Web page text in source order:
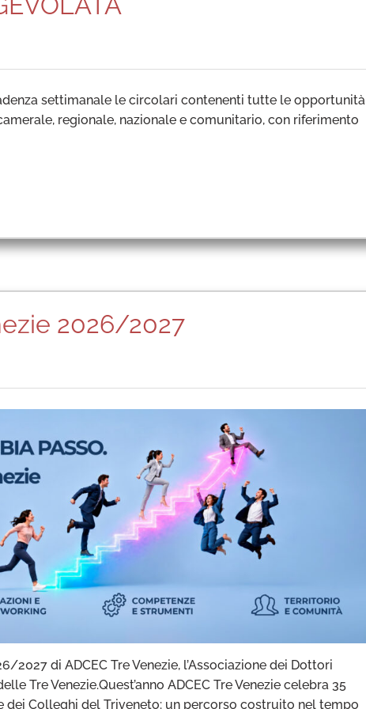
settimanale le circolari contenenti tutte le opportunità
regionale, nazionale e comunitario, con riferimento
2026/2027
di ADCEC Tre Venezie, l’Associazione dei Dottori
Tre Venezie.Quest’anno ADCEC Tre Venezie celebra 35
Colleghi del Triveneto: un percorso costruito nel tempo